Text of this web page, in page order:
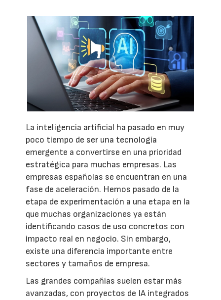
La inteligencia artificial ha pasado en muy
poco tiempo de ser una tecnología
emergente a convertirse en una prioridad
estratégica para muchas empresas. Las
empresas españolas se encuentran en una
fase de aceleración. Hemos pasado de la
etapa de experimentación a una etapa en la
que muchas organizaciones ya están
identificando casos de uso concretos con
impacto real en negocio. Sin embargo,
existe una diferencia importante entre
sectores y tamaños de empresa.
Las grandes compañías suelen estar más
avanzadas, con proyectos de IA integrados